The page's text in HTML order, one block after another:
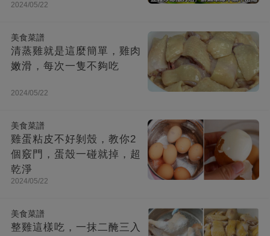
2024/05/22
美食菜譜
清蒸雞就是這麼簡單，雞肉
嫩滑，每次一隻不夠吃
2024/05/22
美食菜譜
雞蛋粘皮不好剝殼，教你2
個竅門，蛋殼一碰就掉，超
乾淨
2024/05/22
美食菜譜
整雞這樣吃，一抹二醃三入